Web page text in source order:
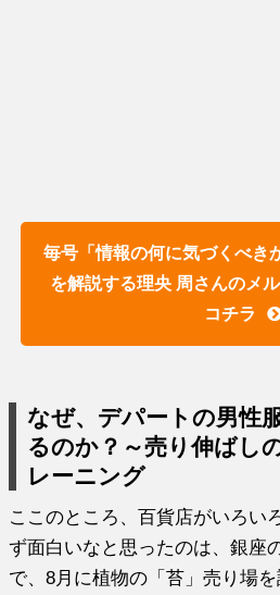
毎号「情報の何に気づくべき
を解説する理央 周さんのメ
コチラ
なぜ、デパートの男性
るのか？～売り伸ばし
レーニング
ここのところ、百貨店がいろい
ず面白いなと思ったのは、銀座
で、8月に植物の「苔」売り場